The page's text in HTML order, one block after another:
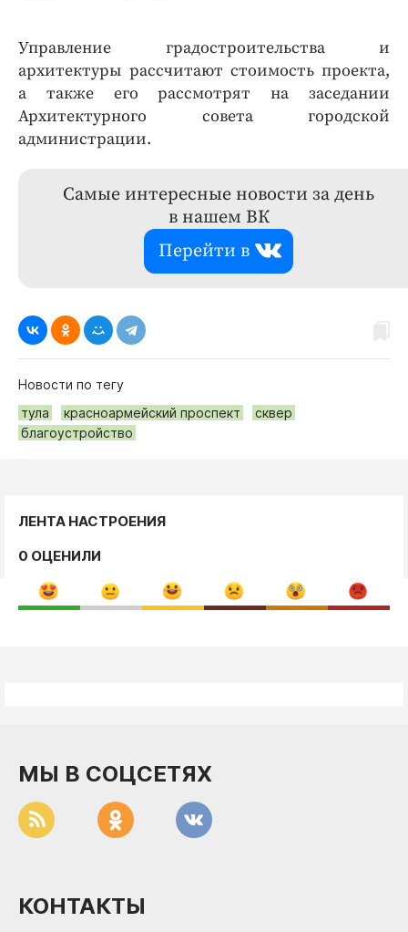
Управление градостроительства и
архитектуры рассчитают стоимость проекта,
а также его рассмотрят на заседании
Архитектурного совета городской
администрации.
Самые интересные новости за день
в нашем ВК
Перейти в
Новости по тегу
тула
красноармейский проспект
сквер
благоустройство
ЛЕНТА НАСТРОЕНИЯ
0 ОЦЕНИЛИ
МЫ В СОЦСЕТЯХ
КОНТАКТЫ